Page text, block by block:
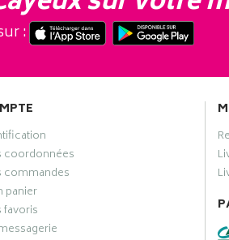
:
coordonnées
commandes
panier
favoris